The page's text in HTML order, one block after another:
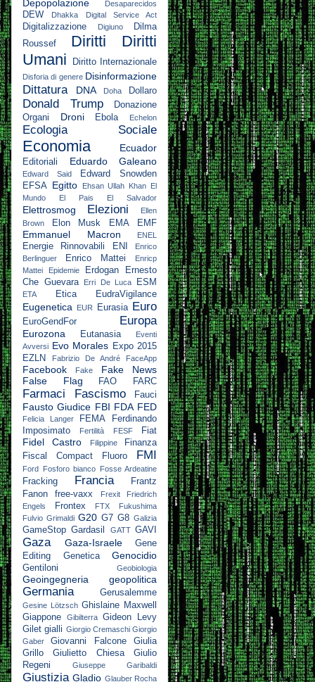
Depopolazione Desaparecidos
DEW Dhakka Digital Service Act
Digitalizzazione Digiuno
Dilma
Roussef
Diritti
Diritti
Umani
Diritto Internazionale
Disforia di genere Disinformazione
Dittatura DNA Doha Dollaro
Donald Trump
Donazione
Organi
Droni Ebola Echelon
Ecologia Sociale
Economia Ecuador
Editoriali Eduardo Galeano
Edward Said
Edward Snowden
EFSA Egitto Ehsan Ullah Khan El
Mundo
El Pais El Salvador
Elettrosmog Elezioni
Ellen
Brown
Elon Musk EMA EMF
Emmanuel Macron ENEL
Energie Rinnovabili ENI
Enrico
Berlinguer
Enrico Mattei
Enricp
Mattei
Epidemie Erdogan
Ernesto
Che Guevara
Erri De Luca ESM
ETA Etica EudraVigilance
Eugenetica EUR Eurasia Euro
EuroGendFor Europa
Eurozona Eutanasia
Eventi
Avversi Evo Morales Expo 2015
EZLN
Fabrizio De André FaceApp
Facebook Fake
Fake News
False Flag
FAO FARC
Farmaci Fascismo Fauci
Fausto Giudice FBI FDA FED
Felicia Langer FEMA
Ferdinando
Imposimato
Fertilità FESF Fiat
Fidel Castro Filippine
Finanza
Fiscal Compact
Fluoro FMI
Ford Fosforo bianco Fosse Ardeatine
Fracking Francia
Frantz
Fanon
free-vaxx Frexit
Friedrich
Engels
Frontex FTX
Fukushima
Fulvio Grimaldi G20 G7 G8 Galizia
GameStop Gardasil GATT GAVI
Gaza Gaza-Israele
Gene
Editing
Genetica Genocidio
Gentiloni Geobiologia
Geoingegneria geopolitica
Germania Gerusalemme
Gesine Lötzsch Ghislaine Maxwell
Giappone
Gibilterra Gideon Levy
Gilet gialli Giorgio Cremaschi Giorgio
Gaber
Giovanni Falcone
Giulia
Grillo
Giulietto Chiesa
Giulio
Regeni
Giuseppe Garibaldi
Giustizia Gladio Glauber Rocha